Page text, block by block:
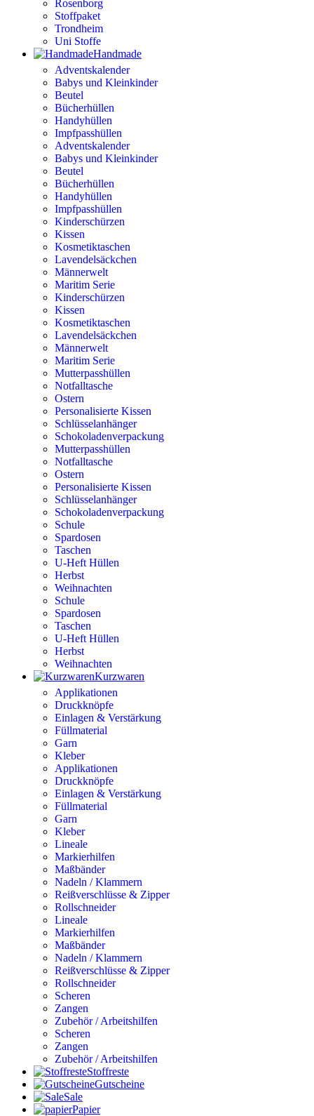
Rosenborg
Stoffpaket
Trondheim
Uni Stoffe
Handmade
Adventskalender
Babys und Kleinkinder
Beutel
Bücherhüllen
Handyhüllen
Impfpasshüllen
Adventskalender
Babys und Kleinkinder
Beutel
Bücherhüllen
Handyhüllen
Impfpasshüllen
Kinderschürzen
Kissen
Kosmetiktaschen
Lavendelsäckchen
Männerwelt
Maritim Serie
Kinderschürzen
Kissen
Kosmetiktaschen
Lavendelsäckchen
Männerwelt
Maritim Serie
Mutterpasshüllen
Notfalltasche
Ostern
Personalisierte Kissen
Schlüsselanhänger
Schokoladenverpackung
Mutterpasshüllen
Notfalltasche
Ostern
Personalisierte Kissen
Schlüsselanhänger
Schokoladenverpackung
Schule
Spardosen
Taschen
U-Heft Hüllen
Herbst
Weihnachten
Schule
Spardosen
Taschen
U-Heft Hüllen
Herbst
Weihnachten
Kurzwaren
Applikationen
Druckknöpfe
Einlagen & Verstärkung
Füllmaterial
Garn
Kleber
Applikationen
Druckknöpfe
Einlagen & Verstärkung
Füllmaterial
Garn
Kleber
Lineale
Markierhilfen
Maßbänder
Nadeln / Klammern
Reißverschlüsse & Zipper
Rollschneider
Lineale
Markierhilfen
Maßbänder
Nadeln / Klammern
Reißverschlüsse & Zipper
Rollschneider
Scheren
Zangen
Zubehör / Arbeitshilfen
Scheren
Zangen
Zubehör / Arbeitshilfen
Stoffreste
Gutscheine
Sale
Papier